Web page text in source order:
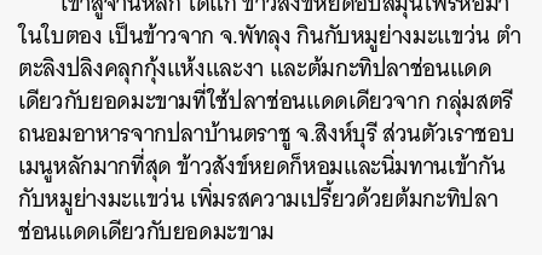
ในใบตอง เป็นข้าวจาก จ.พัทลุง กินกับหมูย่างมะแขว่น ตำ
ตะลิงปลิงคลุกกุ้งแห้งและงา และต้มกะทิปลาช่อนแดด
เดียวกับยอดมะขามที่ใช้ปลาช่อนแดดเดียวจาก กลุ่มสตรี
ถนอมอาหารจากปลาบ้านตราชู จ.สิงห์บุรี ส่วนตัวเราชอบ
เมนูหลักมากที่สุด ข้าวสังข์หยดก็หอมและนิ่มทานเข้ากัน
กับหมูย่างมะแขว่น เพิ่มรสความเปรี้ยวด้วยต้มกะทิปลา
ช่อนแดดเดียวกับยอดมะขาม